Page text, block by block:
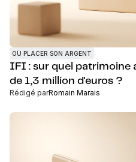
OÙ PLACER SON ARGENT
IFI : sur quel patrimoine
de 1,3 million d'euros ?
Rédigé parRomain Marais